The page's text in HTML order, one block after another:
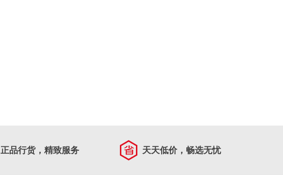
正品行货，精致服务 天天低价，畅选无忧